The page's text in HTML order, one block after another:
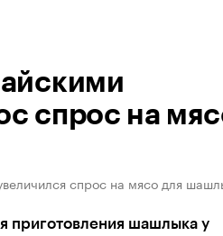
спрос на
спрос на мясо для
приготовления шашлыка у